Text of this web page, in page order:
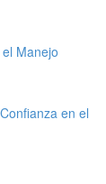
Manejo
en el